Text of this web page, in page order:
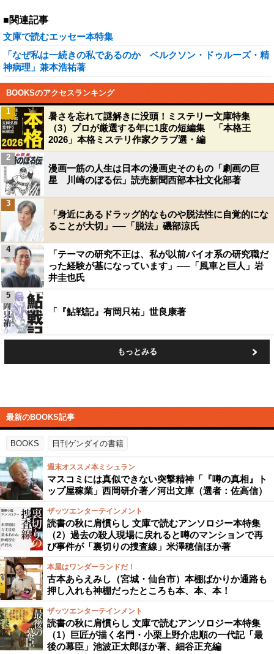
■関連記事
文庫で読むエッセー本特集
「なぜ私は一続きの私であるのか ベルクソン・ドゥルーズ・精
神病理」兼本浩祐著
BOOKSのアクセスランキング
暑さを忘れて謎解きに没頭！ミステリー文庫特集
（3）プロが厳選する年に1度の短編集 「本格王
2026」本格ミステリ作家クラブ選・編
1
漫画一筋の人生は日本の漫画史そのもの「劇画の巨
星 川崎のぼる伝」読売新聞西部本社文化部著
2
「身近にあるドラッグ的なものや脱法性に自覚的にな
ることが大切」──「脱法」磯部涼氏
3
「テーマの研究不正は、私が以前バイオ系の研究職だ
った経験が基になっています」──「風車と巨人」岩
井圭也氏
4
「『鮎戦記』有岡只祐」世良康著
5
もっとみる
最新のBOOKS記事
BOOKS 日刊ゲンダイの書籍
週末オススメ本ミシュラン
マスコミには真似できない突撃精神「『噂の真相』ト
ップ屋稼業」西岡研介著／河出文庫（選者：佐高信）
ザッツエンターテインメント
読書の秋に肩慣らし 文庫で読むアンソロジー本特集
（2）過去の殺人現場に戻れると噂のマンションで再
び事件が「裏切りの捜査線」米澤穂信ほか著
本屋はワンダーランドだ！
古本あらえみし（宮城・仙台市）本棚ばかりか通路も
押し入れも神棚だったところも本、本、本！
ザッツエンターテインメント
読書の秋に肩慣らし 文庫で読むアンソロジー本特集
（1）巨匠が描く名門・小栗上野介忠順の一代記「最
後の幕臣」池波正太郎ほか著、細谷正充編